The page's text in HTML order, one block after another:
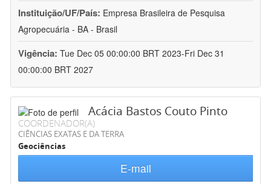
Instituição/UF/País: Empresa Brasileira de Pesquisa
Agropecuária - BA - Brasil
Vigência: Tue Dec 05 00:00:00 BRT 2023-Fri Dec 31
00:00:00 BRT 2027
Acácia Bastos Couto Pinto
COORDENADOR(A)
CIÊNCIAS EXATAS E DA TERRA
Geociências
E-mail